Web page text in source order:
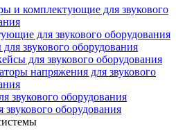
и комплектующие для звукового
для звукового оборудования
звукового оборудования
для звукового оборудования
напряжения для звукового
звукового оборудования
звукового оборудования